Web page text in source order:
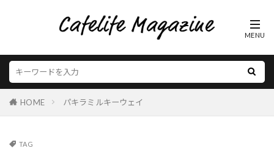
HOME パキラミルキーウェイ
TAG